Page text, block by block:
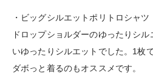
・ビッグシルエットポリトロシャツ
ドロップショルダーのゆったりシ
いゆったりシルエットでした。1枚
ダボっと着るのもオススメです。